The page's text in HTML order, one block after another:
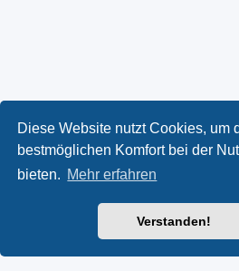
Diese Website nutzt Cookies, um
bestmöglichen Komfort bei der
bieten. Mehr erfahren
Verstanden!